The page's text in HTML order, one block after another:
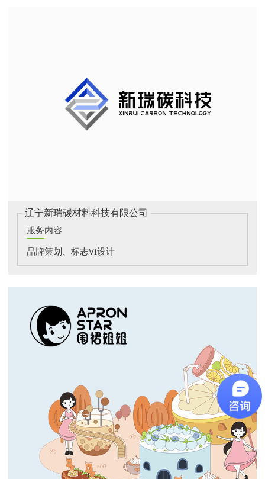
辽宁新瑞碳材料科技有限公司
服务内容
品牌策划、标志VI设计